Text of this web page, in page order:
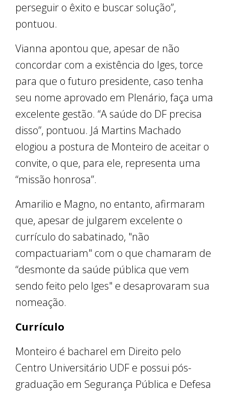
perseguir o êxito e buscar solução”,
pontuou.
Vianna apontou que, apesar de não
concordar com a existência do Iges, torce
para que o futuro presidente, caso tenha
seu nome aprovado em Plenário, faça uma
excelente gestão. “A saúde do DF precisa
disso”, pontuou. Já Martins Machado
elogiou a postura de Monteiro de aceitar o
convite, o que, para ele, representa uma
“missão honrosa”.
Amarilio e Magno, no entanto, afirmaram
que, apesar de julgarem excelente o
currículo do sabatinado, "não
compactuariam" com o que chamaram de
“desmonte da saúde pública que vem
sendo feito pelo Iges" e desaprovaram sua
nomeação.
Currículo
Monteiro é bacharel em Direito pelo
Centro Universitário UDF e possui pós-
graduação em Segurança Pública e Defesa